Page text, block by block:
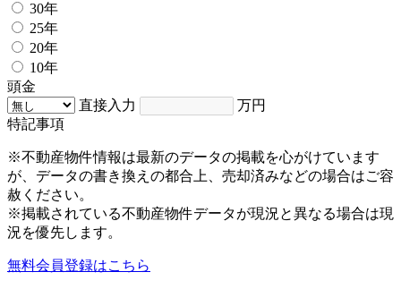
30年
25年
20年
10年
頭金
直接入力
万円
特記事項
※不動産物件情報は最新のデータの掲載を心がけています
が、データの書き換えの都合上、売却済みなどの場合はご容
赦ください。
※掲載されている不動産物件データが現況と異なる場合は現
況を優先します。
無料会員登録はこちら